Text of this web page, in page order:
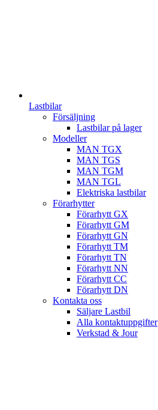
Lastbilar
Försäljning
Lastbilar på lager
Modeller
MAN TGX
MAN TGS
MAN TGM
MAN TGL
Elektriska lastbilar
Förarhytter
Förarhytt GX
Förarhytt GM
Förarhytt GN
Förarhytt TM
Förarhytt TN
Förarhytt NN
Förarhytt CC
Förarhytt DN
Kontakta oss
Säljare Lastbil
Alla kontaktuppgifter
Verkstad & Jour